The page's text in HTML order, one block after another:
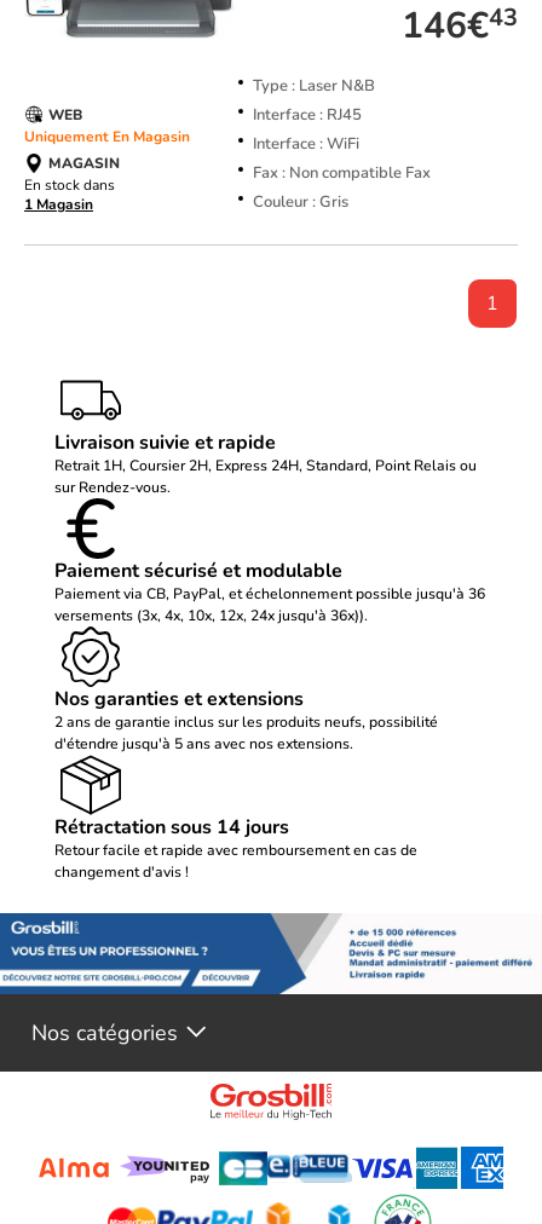
146€43
Type : Laser N&B
Interface : RJ45
Interface : WiFi
Fax : Non compatible Fax
Couleur : Gris
WEB
Uniquement En Magasin
MAGASIN
En stock dans
1 Magasin
1
Livraison suivie et rapide
Retrait 1H, Coursier 2H, Express 24H, Standard, Point Relais ou
sur Rendez-vous.
Paiement sécurisé et modulable
Paiement via CB, PayPal, et échelonnement possible jusqu'à 36
versements (3x, 4x, 10x, 12x, 24x jusqu'à 36x)).
Nos garanties et extensions
2 ans de garantie inclus sur les produits neufs, possibilité
d'étendre jusqu'à 5 ans avec nos extensions.
Rétractation sous 14 jours
Retour facile et rapide avec remboursement en cas de
changement d'avis !
Nos catégories